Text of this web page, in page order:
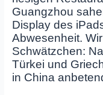
Guangzhou
Display des
Abwesenheit.
Schwätzchen:
Türkei und
in China